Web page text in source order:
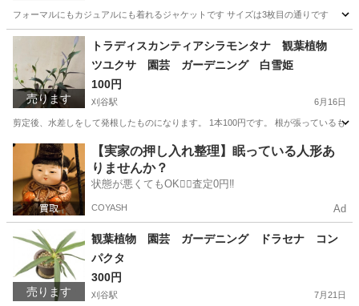
フォーマルにもカジュアルにも着れるジャケットです サイズは3枚目の通りです
愛知 刈谷市 刈谷駅 ジャケット 通り
売ります
トラディスカンティアシラモンタナ 観葉植物
ツユクサ 園芸 ガーデニング 白雪姫
100円
刈谷駅 6月16日
剪定後、水差しをして発根したものになります。 1本100円です。 根が張っているも
愛知 刈谷市 刈谷駅 家庭用品 観葉植物
【実家の押し入れ整理】眠っている人形あ
りませんか？
状態が悪くてもOK🙆‍♀️査定0円‼️
COYASH Ad
売ります
観葉植物 園芸 ガーデニング ドラセナ コン
パクタ
300円
刈谷駅 7月21日